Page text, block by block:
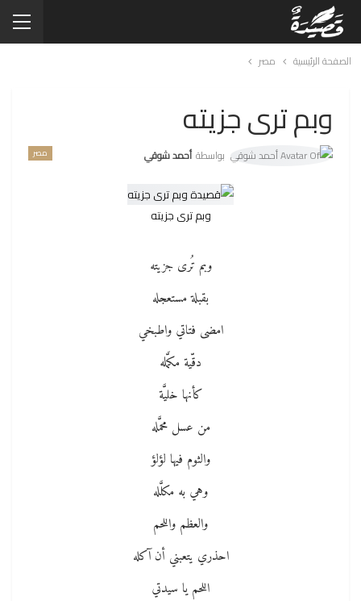
الصفحة الرئيسية مصر
وبم ترى جزيته
مصر بواسطة أحمد شوقي
وبم ترى جزيته
وبم تُرى جزيته
بقبلة مستعجله
امضى فتاتي واطبخي
دقّية مكمَّله
كأنها خليَّة
من عسل محمَّله
والثوم فيها لؤلؤ
وهي به مكلَّله
والعظم واللحم
احذري يتعبني أن آكله
اللحم يا سيدتي